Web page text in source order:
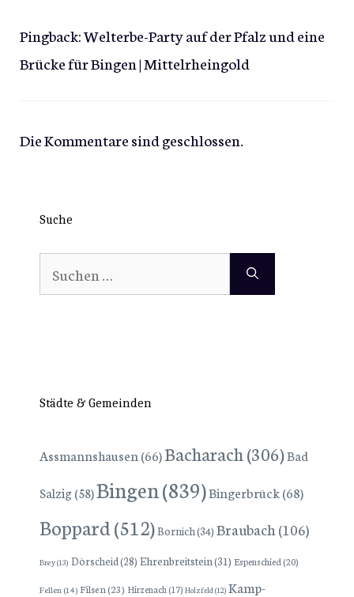
Pingback:Welterbe-Party auf der Pfalz und eine
Brücke für Bingen | Mittelrheingold
Die Kommentare sind geschlossen.
Suche
Suchen
nach:
Städte & Gemeinden
Assmannshausen (66)Bacharach(306)Bad
Salzig(58)Bingen(839)Bingerbrück(68)
Boppard (512)Bornich(34) Braubach (106)
Brey(13) Dörscheid(28) Ehrenbreitstein(31) Espenschied (20)
Fellen (14) Filsen(23) Hirzenach (17) Holzfeld (12) Kamp-